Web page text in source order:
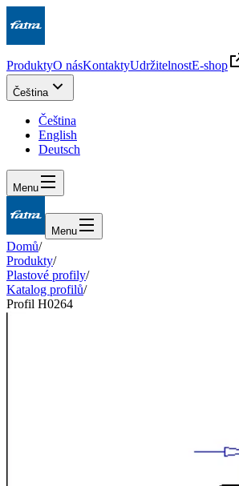
ProduktyO násKontaktyUdržitelnostE-shop
Čeština
Čeština
English
Deutsch
Menu
Menu
Domů/
Produkty/
Plastové profily/
Katalog profilů/
Profil H0264